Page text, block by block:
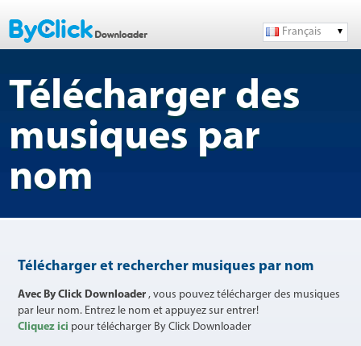
Français
Télécharger des
musiques par
nom
Télécharger et rechercher musiques par nom
Avec By Click Downloader, vous pouvez télécharger des musiques
par leur nom. Entrez le nom et appuyez sur entrer!
Cliquez ici pour télécharger By Click Downloader